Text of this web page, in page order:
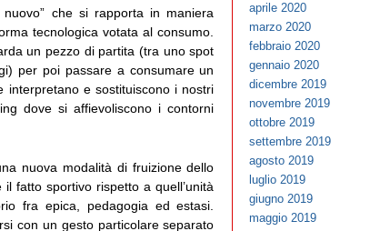
che si rapporta in maniera
tecnologica votata al consumo.
un pezzo di partita (tra uno spot
per poi passare a consumare un
interpretano e sostituiscono i nostri
dove si affievoliscono i contorni
nuova modalità di fruizione dello
fatto sportivo rispetto a quell’unità
fra epica, pedagogia ed estasi.
con un gesto particolare separato
aprile 2020
marzo 2020
febbraio 2020
gennaio 2020
dicembre 2019
novembre 2019
ottobre 2019
settembre 2019
agosto 2019
luglio 2019
giugno 2019
maggio 2019